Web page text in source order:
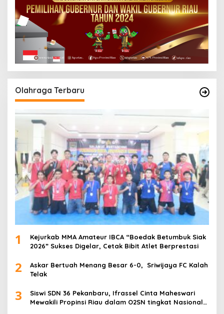
Olahraga Terbaru
1
Kejurkab MMA Amateur IBCA “Boedak Betumbuk Siak
2026” Sukses Digelar, Cetak Bibit Atlet Berprestasi
2
Askar Bertuah Menang Besar 6-0, Sriwijaya FC Kalah
Telak
3
Siswi SDN 36 Pekanbaru, Ifrassel Cinta Maheswari
Mewakili Propinsi Riau dalam O2SN tingkat Nasional